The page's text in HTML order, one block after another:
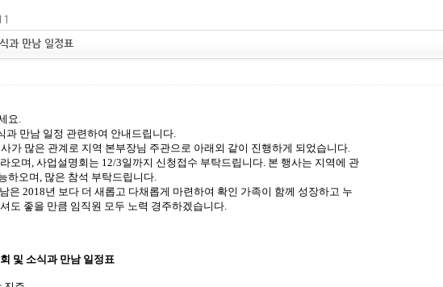
과 만남 일정표
요.
과 만남 일정 관련하여 안내드립니다.
가 많은 관계로 지역 본부장님 주관으로 아래외 같이 진행하게 되었습니다.
오며, 사업설명회는 12/3일까지 신청접수 부탁드립니다. 본 행사는 지역에 관
하오며, 많은 참석 부탁드립니다.
은 2018년 보다 더 새롭고 다채롭게 마련하여 확인 가족이 함께 성장하고 누
도 좋을 만큼 임직원 모두 노력 경주하겠습니다.
및 소식과 만남 일정표